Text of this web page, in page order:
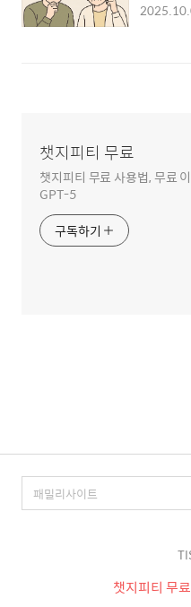
챗지피티 무료
챗지피티 무료 사용법, 무료
GPT-5
구독하기
챗지피티 무료